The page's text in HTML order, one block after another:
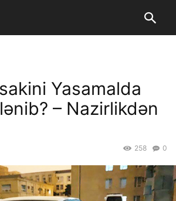
Yasamalda
– Nazirlikdən
0
258